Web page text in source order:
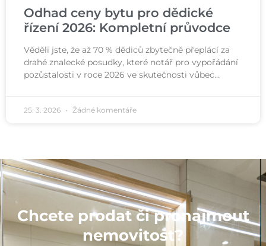
Odhad ceny bytu pro dědické
řízení 2026: Kompletní průvodce
Věděli jste, že až 70 % dědiců zbytečně přeplácí za
drahé znalecké posudky, které notář pro vypořádání
pozůstalosti v roce 2026 ve skutečnosti vůbec…
25. 3. 2026 Žádné komentáře
Chcete prodat či pronajmout
nemovitost?